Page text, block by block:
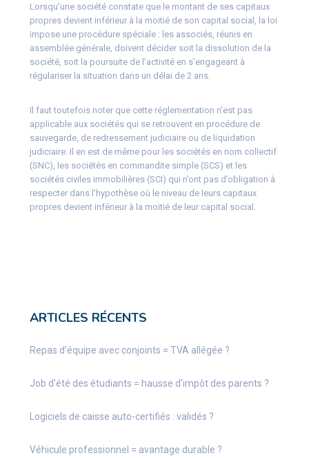
Lorsqu’une société constate que le montant de ses capitaux
propres devient inférieur à la moitié de son capital social, la loi
impose une procédure spéciale : les associés, réunis en
assemblée générale, doivent décider soit la dissolution de la
société, soit la poursuite de l’activité en s’engageant à
régulariser la situation dans un délai de 2 ans.
Il faut toutefois noter que cette réglementation n’est pas
applicable aux sociétés qui se retrouvent en procédure de
sauvegarde, de redressement judiciaire ou de liquidation
judiciaire. Il en est de même pour les sociétés en nom collectif
(SNC), les sociétés en commandite simple (SCS) et les
sociétés civiles immobilières (SCI) qui n’ont pas d’obligation à
respecter dans l’hypothèse où le niveau de leurs capitaux
propres devient inférieur à la moitié de leur capital social.
ARTICLES RÉCENTS
Repas d’équipe avec conjoints = TVA allégée ?
Job d’été des étudiants = hausse d’impôt des parents ?
Logiciels de caisse auto-certifiés : validés ?
Véhicule professionnel = avantage durable ?